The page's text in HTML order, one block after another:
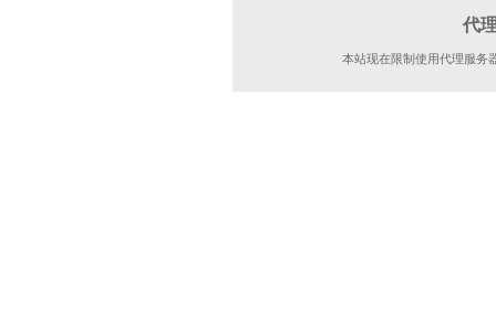
代
本站现在限制使用代理服务